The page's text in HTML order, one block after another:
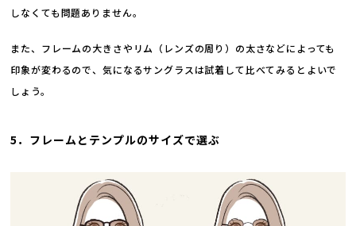
しなくても問題ありません。
また、フレームの大きさやリム（レンズの周り）の太さなどによっても
印象が変わるので、気になるサングラスは試着して比べてみるとよいで
しょう。
5．フレームとテンプルのサイズで選ぶ